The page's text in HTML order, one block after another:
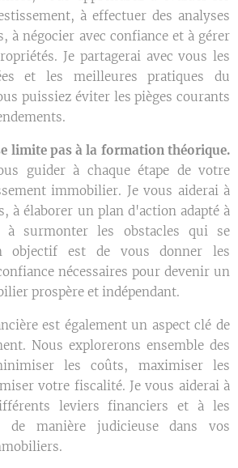
à effectuer des analyses
à négocier avec confiance et à gérer
Je partagerai avec vous les
et les meilleures pratiques du
puissiez éviter les pièges courants
limite pas à la formation théorique.
guider à chaque étape de votre
immobilier. Je vous aiderai à
à élaborer un plan d'action adapté à
surmonter les obstacles qui se
objectif est de vous donner les
nécessaires pour devenir un
prospère et indépendant.
est également un aspect clé de
Nous explorerons ensemble des
les coûts, maximiser les
votre fiscalité. Je vous aiderai à
leviers financiers et à les
manière judicieuse dans vos